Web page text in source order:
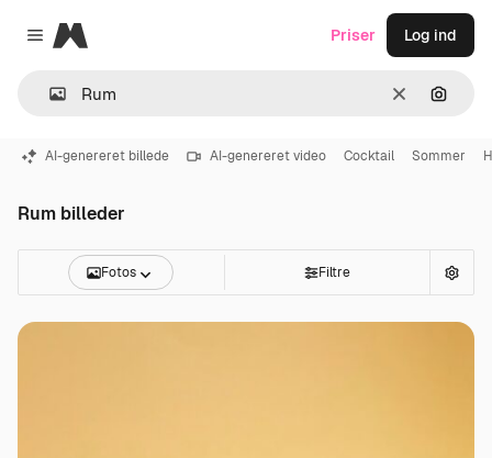
Close menu
Magnific
Klar Søg
Priser Log ind
AI-genereret billede AI-genereret video Cocktail Sommer
Rum billeder
Fotos Filtre